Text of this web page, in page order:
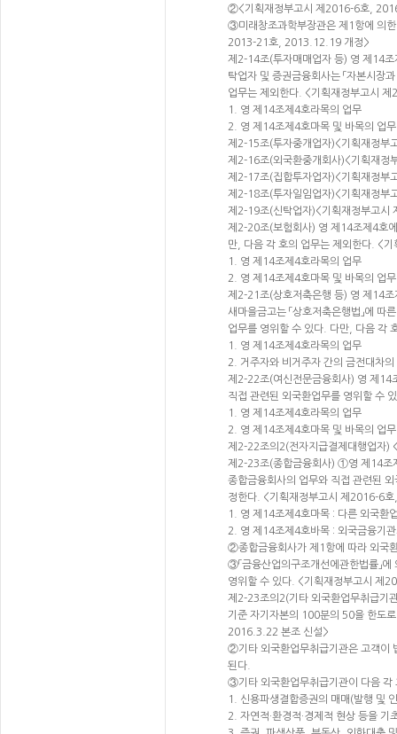
②<기획재정부고시 제2016-6호,
③미래창조과학부장관은 제1항에 의
2013-21호, 2013.12.19 개정>
제2-14조(투자매매업자 등) 영 제14조
탁업자 및 증권금융회사는 「자본시장
업무는 제외한다. <기획재정부고시
1. 영 제14조제4호라목의 업무
2. 영 제14조제4호마목 및 바목의 업
제2-15조(투자중개업자)<기획재정
제2-16조(외국환중개회사)<기획재
제2-17조(집합투자업자)<기획재정
제2-18조(투자일임업자)<기획재정
제2-19조(신탁업자)<기획재정부고
제2-20조(보험회사) 영 제14조제4호에
만, 다음 각 호의 업무는 제외한다. <
1. 영 제14조제4호라목의 업무
2. 영 제14조제4호마목 및 바목의 업
제2-21조(상호저축은행 등) 영 제14조
새마을금고는 「상호저축은행법」에 따
업무를 영위할 수 있다. 다만, 다음 각
1. 영 제14조제4호라목의 업무
2. 거주자와 비거주자 간의 금전대차의
제2-22조(여신전문금융회사) 영 제14
직접 관련된 외국환업무를 영위할 수
1. 영 제14조제4호라목의 업무
2. 영 제14조제4호마목 및 바목의 업
제2-22조의2(전자지급결제대행업자
제2-23조(종합금융회사) ①영 제14조제
종합금융회사의 업무와 직접 관련된
정한다. <기획재정부고시 제2016-6
1. 영 제14조제4호마목 : 다른 외국환
2. 영 제14조제4호바목 : 외국금융기
②종합금융회사가 제1항에 따라 외국
③「금융산업의구조개선에관한법률」
영위할 수 있다. <기획재정부고시 제
제2-23조의2(기타 외국환업무취급기
기준 자기자본의 100분의 50을 한도
2016.3.22 본조 신설>
②기타 외국환업무취급기관은 고객이
된다.
③기타 외국환업무취급기관이 다음 각
1. 신용파생결합증권의 매매(발행 및
2. 자연적·환경적·경제적 현상 등을 기